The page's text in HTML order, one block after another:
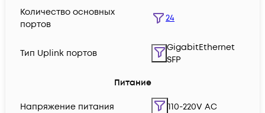
Количество основных
портов
24
Тип Uplink портов
GigabitEthernet
SFP
Питание
Напряжение питания 110-220V AC